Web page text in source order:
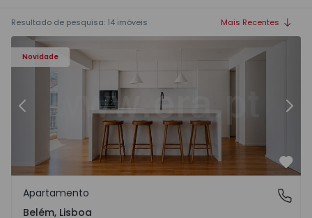
Resultado de pesquisa: 14 imóveis Mais Recentes
Novidade
Apartamento T2 Lisboa, Belém - 1572106 - 9
Anterior
Belém, Lisboa
Apartamento
Belém, Lisboa